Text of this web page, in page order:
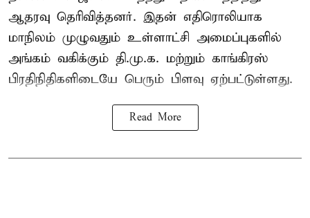
ஆதரவு தெரிவித்தனர். இதன் எதிரொலியாக
மாநிலம் முழுவதும் உள்ளாட்சி அமைப்புகளில்
அங்கம் வகிக்கும் தி.மு.க. மற்றும் காங்கிரஸ்
பிரதிநிதிகளிடையே பெரும் பிளவு ஏற்பட்டுள்ளது.
Read More